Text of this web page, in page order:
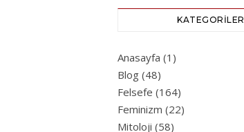
KATEGORILER
Anasayfa (1)
Blog (48)
Felsefe (164)
Feminizm (22)
Mitoloji (58)